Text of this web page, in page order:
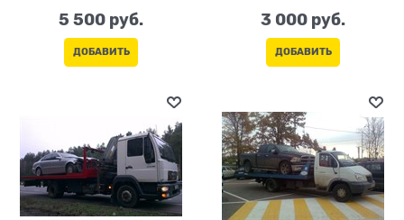
5 500 руб.
ДОБАВИТЬ
3 000 руб.
ДОБАВИТЬ